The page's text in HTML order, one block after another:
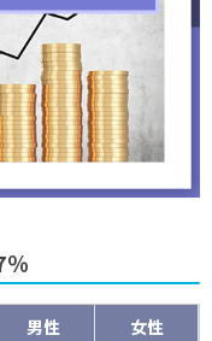
％
男性
女性